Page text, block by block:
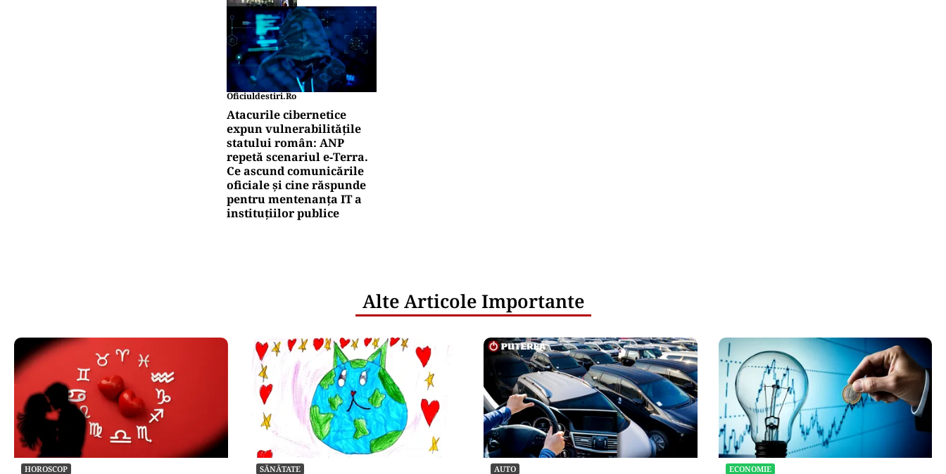
Oficiuldestiri.ro
Atacurile cibernetice
expun vulnerabilitățile
statului român: ANP
repetă scenariul e‑Terra.
Ce ascund comunicările
oficiale și cine răspunde
pentru mentenanța IT a
instituțiilor publice
Alte Articole Importante
HOROSCOP SĂNĂTATE AUTO ECONOMIE